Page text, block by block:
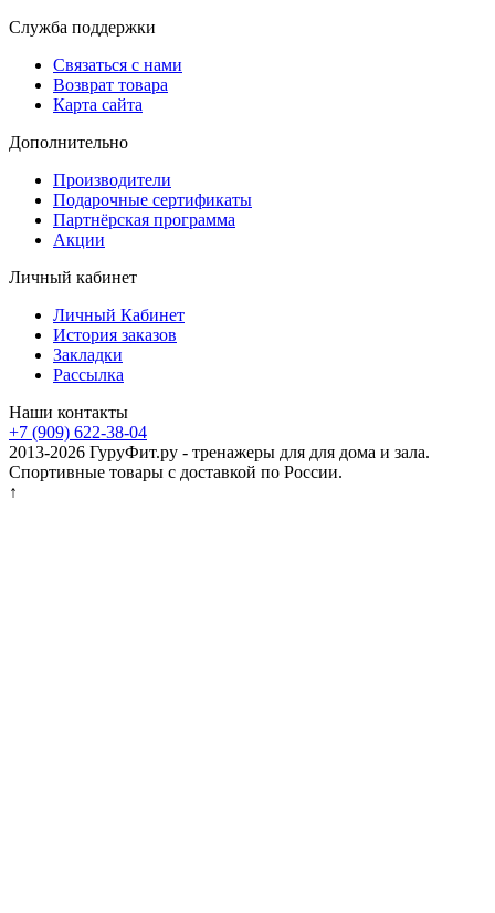
Служба поддержки
Связаться с нами
Возврат товара
Карта сайта
Дополнительно
Производители
Подарочные сертификаты
Партнёрская программа
Акции
Личный кабинет
Личный Кабинет
История заказов
Закладки
Рассылка
Наши контакты
+7 (909) 622-38-04
2013-2026 ГуруФит.ру - тренажеры для для дома и зала.
Спортивные товары с доставкой по России.
↑